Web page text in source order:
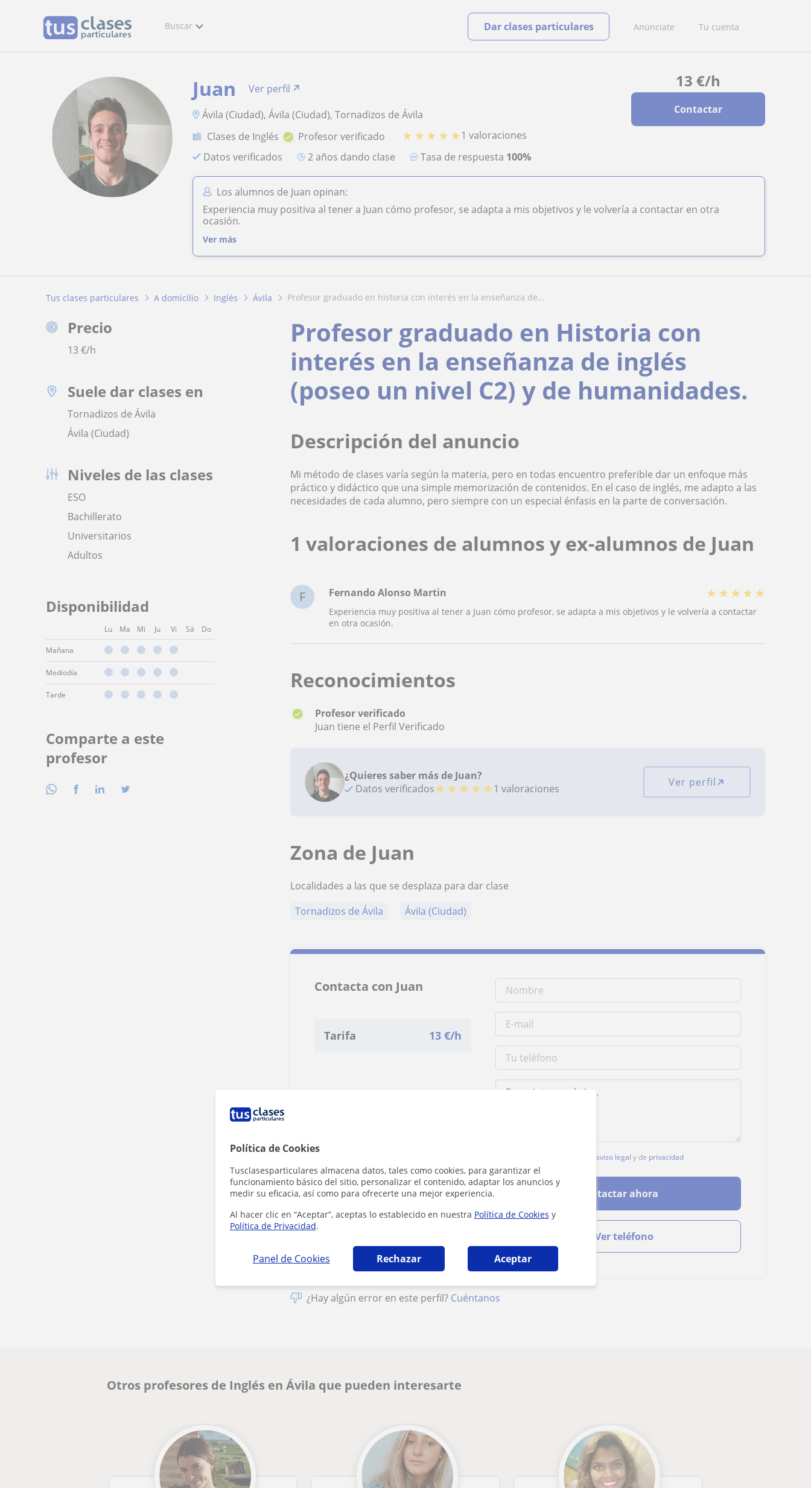
Política de Cookies
Tusclasesparticulares almacena datos, tales como cookies, para garantizar el
funcionamiento básico del sitio, personalizar el contenido, adaptar los anuncios y
medir su eficacia, así como para ofrecerte una mejor experiencia.
Al hacer clic en “Aceptar”, aceptas lo establecido en nuestra Política de Cookies y
Política de Privacidad.
Panel de Cookies Rechazar Aceptar
Buscar Anúnciate Tu cuenta
Dar clases particulares
13 €/h
Contactar
Juan
Ver perfil
Ávila (Ciudad), Ávila (Ciudad), Tornadizos de Ávila
Clases de Inglés
Profesor verificado ★ ★ ★ ★ ★1 valoraciones
Datos verificados
2 años dando clase Tasa de respuesta 100%
Los alumnos de Juan opinan:
Experiencia muy positiva al tener a Juan cómo profesor, se adapta a mis objetivos y le volvería a contactar en otra
ocasión.
Ver más
Tus clases particulares A domicilio Inglés Ávila profesor graduado en historia con interés en la enseñanza de...
Precio
13 €/h
Suele dar clases en
Tornadizos de Ávila
Ávila (Ciudad)
Niveles de las clases
ESO
Bachillerato
Universitarios
Adultos
Disponibilidad
Lu Ma Mi Ju Vi Sá Do
Mañana
Mediodía
Tarde
Comparte a este
profesor
Profesor graduado en Historia con
interés en la enseñanza de inglés
(poseo un nivel C2) y de humanidades.
Descripción del anuncio
Mi método de clases varía según la materia, pero en todas encuentro preferible dar un enfoque más
práctico y didáctico que una simple memorización de contenidos. En el caso de inglés, me adapto a las
necesidades de cada alumno, pero siempre con un especial énfasis en la parte de conversación.
1 valoraciones de alumnos y ex-alumnos de Juan
F Fernando Alonso Martin ★ ★ ★ ★ ★
Experiencia muy positiva al tener a Juan cómo profesor, se adapta a mis objetivos y le volvería a contactar
en otra ocasión.
Reconocimientos
Profesor verificado
Juan tiene el Perfil Verificado
¿Quieres saber más de Juan?
Datos verificados★ ★ ★ ★ ★1 valoraciones Ver perfil
Zona de Juan
Localidades a las que se desplaza para dar clase
Tornadizos de Ávila
Ávila (Ciudad)
Contacta con Juan
Tarifa 13 €/h
aviso legal y de privacidad
Contactar ahora
Ver teléfono
¿Hay algún error en este perfil? Cuéntanos
Otros profesores de Inglés en Ávila que pueden interesarte